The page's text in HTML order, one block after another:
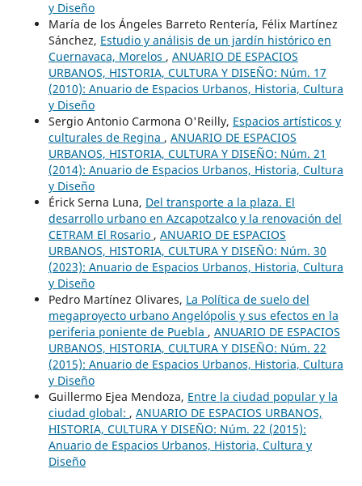
y Diseño
María de los Ángeles Barreto Rentería, Félix Martínez
Sánchez, Estudio y análisis de un jardín histórico en
Cuernavaca, Morelos , ANUARIO DE ESPACIOS
URBANOS, HISTORIA, CULTURA Y DISEÑO: Núm. 17
(2010): Anuario de Espacios Urbanos, Historia, Cultura
y Diseño
Sergio Antonio Carmona O'Reilly, Espacios artísticos y
culturales de Regina , ANUARIO DE ESPACIOS
URBANOS, HISTORIA, CULTURA Y DISEÑO: Núm. 21
(2014): Anuario de Espacios Urbanos, Historia, Cultura
y Diseño
Érick Serna Luna, Del transporte a la plaza. El
desarrollo urbano en Azcapotzalco y la renovación del
CETRAM El Rosario , ANUARIO DE ESPACIOS
URBANOS, HISTORIA, CULTURA Y DISEÑO: Núm. 30
(2023): Anuario de Espacios Urbanos, Historia, Cultura
y Diseño
Pedro Martínez Olivares, La Política de suelo del
megaproyecto urbano Angelópolis y sus efectos en la
periferia poniente de Puebla , ANUARIO DE ESPACIOS
URBANOS, HISTORIA, CULTURA Y DISEÑO: Núm. 22
(2015): Anuario de Espacios Urbanos, Historia, Cultura
y Diseño
Guillermo Ejea Mendoza, Entre la ciudad popular y la
ciudad global: , ANUARIO DE ESPACIOS URBANOS,
HISTORIA, CULTURA Y DISEÑO: Núm. 22 (2015):
Anuario de Espacios Urbanos, Historia, Cultura y
Diseño